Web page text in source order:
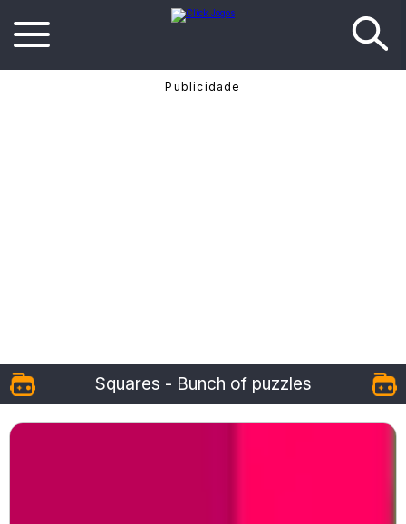
Squares - Bunch of puzzles